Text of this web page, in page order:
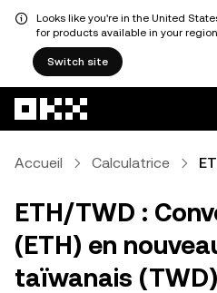
Looks like you're in the United
for products available in your
Switch site
Accueil Calculatrice
ETH/TWD :
(ETH) en
taïwanais (TWD)